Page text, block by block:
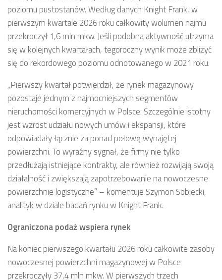
poziomu pustostanów. Według danych Knight Frank, w
pierwszym kwartale 2026 roku całkowity wolumen najmu
przekroczył 1,6 mln mkw. Jeśli podobna aktywność utrzyma
się w kolejnych kwartałach, tegoroczny wynik może zbliżyć
się do rekordowego poziomu odnotowanego w 2021 roku.
„Pierwszy kwartał potwierdził, że rynek magazynowy
pozostaje jednym z najmocniejszych segmentów
nieruchomości komercyjnych w Polsce. Szczególnie istotny
jest wzrost udziału nowych umów i ekspansji, które
odpowiadały łącznie za ponad połowę wynajętej
powierzchni. To wyraźny sygnał, że firmy nie tylko
przedłużają istniejące kontrakty, ale również rozwijają swoją
działalność i zwiększają zapotrzebowanie na nowoczesne
powierzchnie logistyczne” – komentuje Szymon Sobiecki,
analityk w dziale badań rynku w Knight Frank.
Ograniczona podaż wspiera rynek
Na koniec pierwszego kwartału 2026 roku całkowite zasoby
nowoczesnej powierzchni magazynowej w Polsce
przekroczyły 37,4 mln mkw. W pierwszych trzech